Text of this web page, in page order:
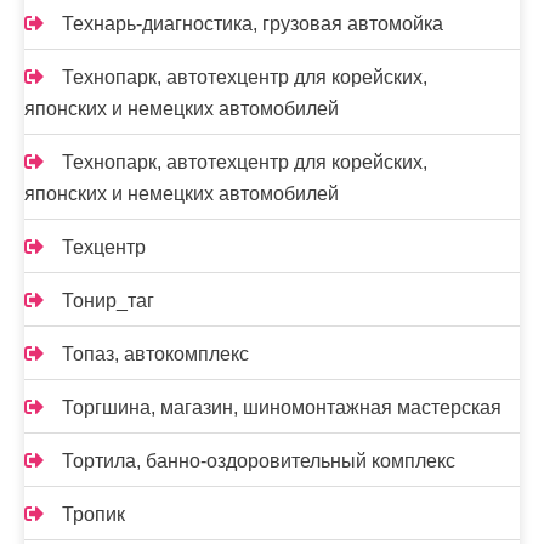
Технарь-диагностика, грузовая автомойка
Технопарк, автотехцентр для корейских,
японских и немецких автомобилей
Технопарк, автотехцентр для корейских,
японских и немецких автомобилей
Техцентр
Тонир_таг
Топаз, автокомплекс
Торгшина, магазин, шиномонтажная мастерская
Тортила, банно-оздоровительный комплекс
Тропик